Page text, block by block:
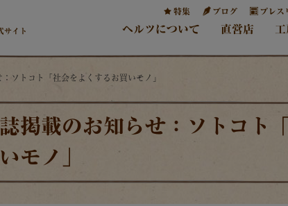
サイト
特集 ブログ プレス
ヘルツについて 直営店
ソトコト「社会をよくするお買いモノ」
掲載のお知らせ：ソトコト
モノ」